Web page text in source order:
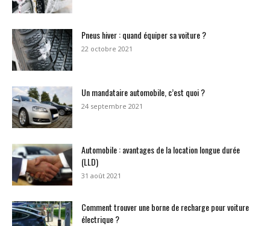
Pneus hiver : quand équiper sa voiture ?
22 octobre 2021
Un mandataire automobile, c’est quoi ?
24 septembre 2021
Automobile : avantages de la location longue durée
(LLD)
31 août 2021
Comment trouver une borne de recharge pour voiture
électrique ?